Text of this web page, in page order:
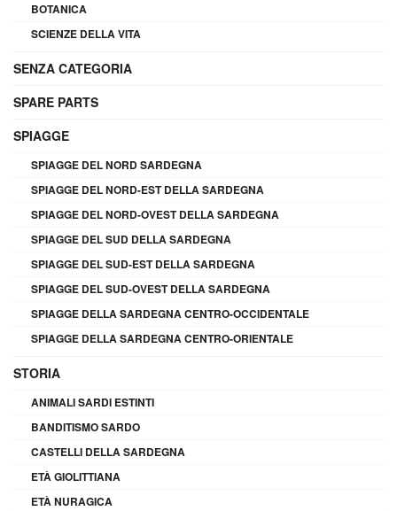
BOTANICA
SCIENZE DELLA VITA
SENZA CATEGORIA
SPARE PARTS
SPIAGGE
SPIAGGE DEL NORD SARDEGNA
SPIAGGE DEL NORD-EST DELLA SARDEGNA
SPIAGGE DEL NORD-OVEST DELLA SARDEGNA
SPIAGGE DEL SUD DELLA SARDEGNA
SPIAGGE DEL SUD-EST DELLA SARDEGNA
SPIAGGE DEL SUD-OVEST DELLA SARDEGNA
SPIAGGE DELLA SARDEGNA CENTRO-OCCIDENTALE
SPIAGGE DELLA SARDEGNA CENTRO-ORIENTALE
STORIA
ANIMALI SARDI ESTINTI
BANDITISMO SARDO
CASTELLI DELLA SARDEGNA
ETÀ GIOLITTIANA
ETÀ NURAGICA